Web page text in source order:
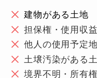
建物がある土地
担保権・使用収
他人の使用予定地
土壌汚染がある
境界不明・所有